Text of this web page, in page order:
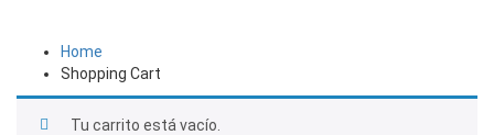
Home
Shopping Cart
Tu carrito está vacío.